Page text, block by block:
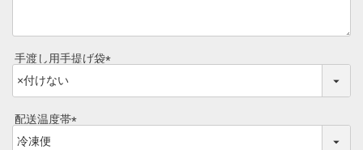
手渡し用手提げ袋
必
配送温度帯